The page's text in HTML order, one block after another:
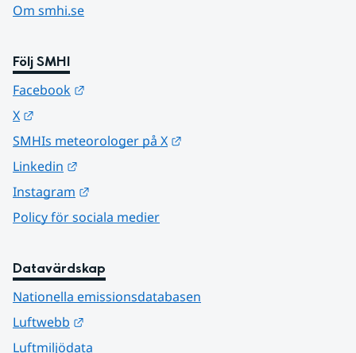
Om smhi.se
Följ SMHI
Facebook
X
SMHIs meteorologer på X
Linkedin
Instagram
Policy för sociala medier
Datavärdskap
Nationella emissionsdatabasen
Luftwebb
Luftmiljödata